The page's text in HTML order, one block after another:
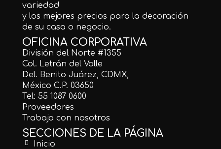
variedad
y los mejores precios para la decoración
de su casa o negocio.
OFICINA CORPORATIVA
División del Norte #1355
Col. Letrán del Valle
Del. Benito Juárez, CDMX,
México C.P. 03650
Tel: 55 1087 0600
Proveedores
Trabaja con nosotros
SECCIONES DE LA PÁGINA
Inicio